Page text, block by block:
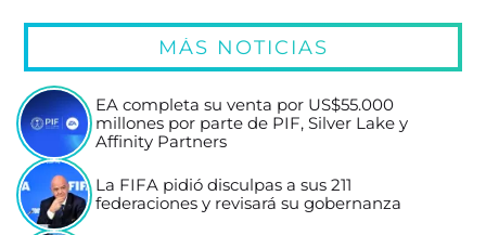
MÁS NOTICIAS
EA completa su venta por US$55.000
millones por parte de PIF, Silver Lake y
Affinity Partners
La FIFA pidió disculpas a sus 211
federaciones y revisará su gobernanza